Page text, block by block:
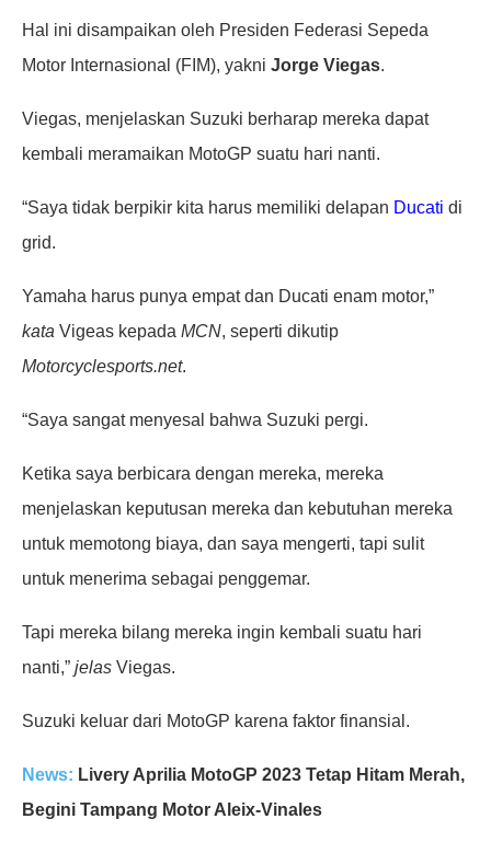
Hal ini disampaikan oleh Presiden Federasi Sepeda
Motor Internasional (FIM), yakni Jorge Viegas.
Viegas, menjelaskan Suzuki berharap mereka dapat
kembali meramaikan MotoGP suatu hari nanti.
“Saya tidak berpikir kita harus memiliki delapan Ducati di
grid.
Yamaha harus punya empat dan Ducati enam motor,”
kata Vigeas kepada MCN, seperti dikutip
Motorcyclesports.net.
“Saya sangat menyesal bahwa Suzuki pergi.
Ketika saya berbicara dengan mereka, mereka
menjelaskan keputusan mereka dan kebutuhan mereka
untuk memotong biaya, dan saya mengerti, tapi sulit
untuk menerima sebagai penggemar.
Tapi mereka bilang mereka ingin kembali suatu hari
nanti,” jelas Viegas.
Suzuki keluar dari MotoGP karena faktor finansial.
News: Livery Aprilia MotoGP 2023 Tetap Hitam Merah,
Begini Tampang Motor Aleix-Vinales